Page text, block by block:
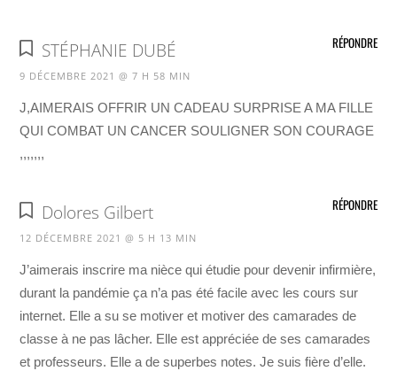
STÉPHANIE DUBÉ
9 DÉCEMBRE 2021 @ 7 H 58 MIN
J,AIMERAIS OFFRIR UN CADEAU SURPRISE A MA FILLE
QUI COMBAT UN CANCER SOULIGNER SON COURAGE
,,,,,,,
RÉPONDRE
Dolores Gilbert
12 DÉCEMBRE 2021 @ 5 H 13 MIN
J’aimerais inscrire ma nièce qui étudie pour devenir infirmière,
durant la pandémie ça n’a pas été facile avec les cours sur
internet. Elle a su se motiver et motiver des camarades de
classe à ne pas lâcher. Elle est appréciée de ses camarades
et professeurs. Elle a de superbes notes. Je suis fière d’elle.
RÉPONDRE